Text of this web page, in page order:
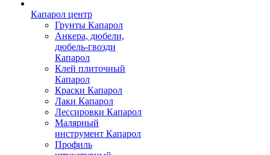
Капарол центр
Грунты Капарол
Анкера, дюбели,
дюбель-гвозди
Капарол
Клей плиточный
Капарол
Краски Капарол
Лаки Капарол
Лессировки Капарол
Малярный
инструмент Капарол
Профиль